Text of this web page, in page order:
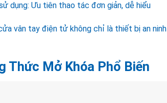
dụng: Ưu tiên thao tác đơn giản, dễ hiểu
vân tay điện tử không chỉ là thiết bị an
Thức Mở Khóa Phổ Biến